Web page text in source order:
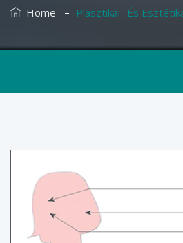
Home – Plasztikai- És